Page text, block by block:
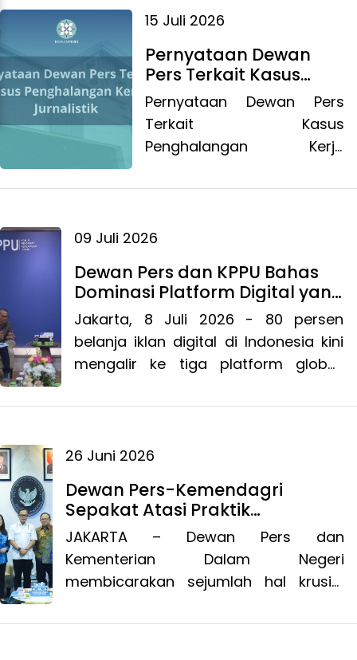
Febrie Adriansyah, di Gedung
Jampidsus Kejagung, Jakarta, Jumat, 17
Juli 2026. Febri diperiksa sebagai
tersangka dalam kasus pencucian uang
dan korupsi di PT Asabri.
15 Juli 2026
Pernyataan Dewan
Pers Terkait Kasus
Penghalangan Kerja
Jurnalistik
Pernyataan Dewan Pers
Terkait Kasus
Penghalangan Kerja
09 Juli 2026
Dewan Pers dan KPPU Bahas
Dominasi Platform Digital yang
Ancam Ekosistem Pers
Jakarta, 8 Juli 2026 - 80 persen
belanja iklan digital di Indonesia kini
mengalir ke tiga platform global:
itu, lebih dari 50 ribu perusahaan
pasar yang hanya sekitar 20 persen.
26 Juni 2026
Dewan Pers-Kemendagri
Sepakat Atasi Praktik
Maladministrasi Media di
Daerah
JAKARTA – Dewan Pers dan
Kementerian Dalam Negeri
membicarakan sejumlah hal krusial
pemerintah daerah. Pembicaraan